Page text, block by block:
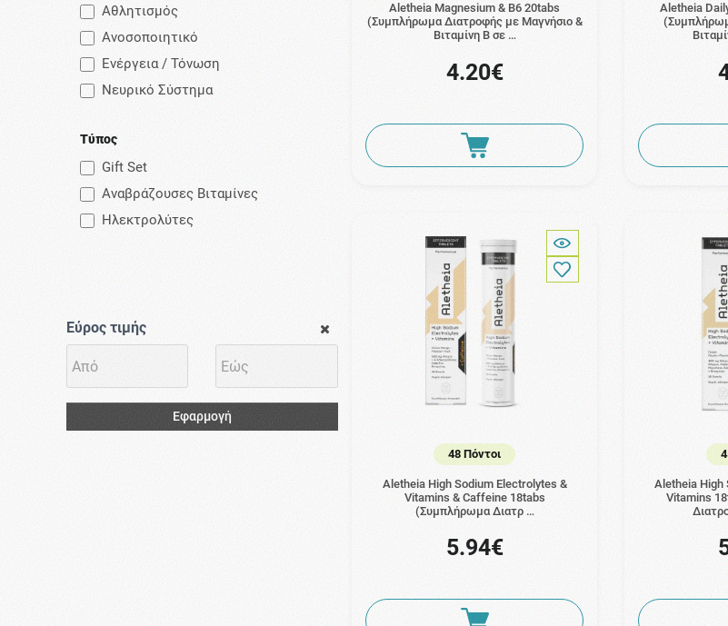
Αθλητισμός
Ανοσοποιητικό
Ενέργεια / Τόνωση
Νευρικό Σύστημα
Τύπος
Gift Set
Αναβράζουσες Βιταμίνες
Ηλεκτρολύτες
Εύρος τιμής
Εφαρμογή
Aletheia Magnesium & B6 20tabs
(Συμπλήρωμα Διατροφής με Μαγνήσιο &
Βιταμίνη B σε …
4.20€
Aletheia
48 Πόντοι
Aletheia High Sodium Electrolytes &
Vitamins & Caffeine 18tabs
(Συμπλήρωμα Διατρ …
5.94€
Aletheia High
Vitamins